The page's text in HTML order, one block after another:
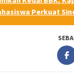
Perkuat